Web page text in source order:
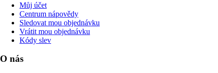
Můj účet
Centrum nápovědy
Sledovat mou objednávku
Vrátit mou objednávku
Kódy slev
O nás